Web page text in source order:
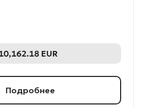
EUR
Подробнее